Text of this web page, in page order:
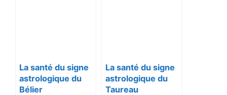
La santé du signe
astrologique du
Bélier
La santé du signe
astrologique du
Taureau